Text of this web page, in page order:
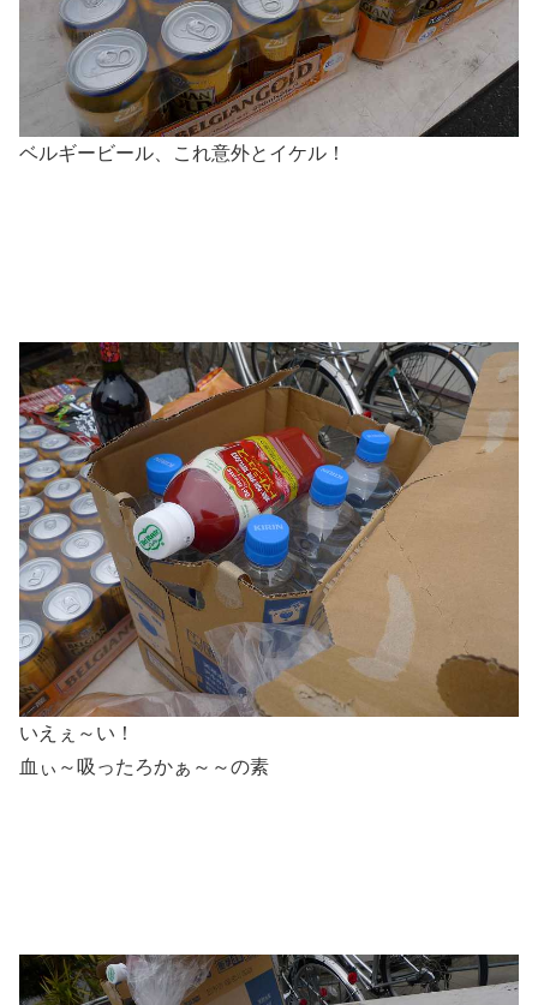
ベルギービール、これ意外とイケル！
いえぇ～い！
血ぃ～吸ったろかぁ～～の素